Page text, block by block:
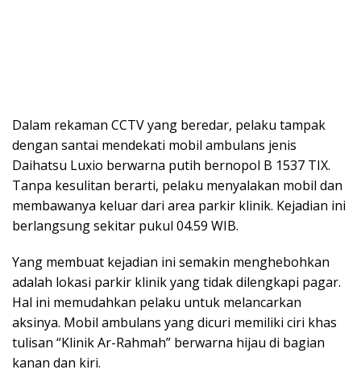
Dalam rekaman CCTV yang beredar, pelaku tampak
dengan santai mendekati mobil ambulans jenis
Daihatsu Luxio berwarna putih bernopol B 1537 TIX.
Tanpa kesulitan berarti, pelaku menyalakan mobil dan
membawanya keluar dari area parkir klinik. Kejadian ini
berlangsung sekitar pukul 04.59 WIB.
Yang membuat kejadian ini semakin menghebohkan
adalah lokasi parkir klinik yang tidak dilengkapi pagar.
Hal ini memudahkan pelaku untuk melancarkan
aksinya. Mobil ambulans yang dicuri memiliki ciri khas
tulisan “Klinik Ar-Rahmah” berwarna hijau di bagian
kanan dan kiri.